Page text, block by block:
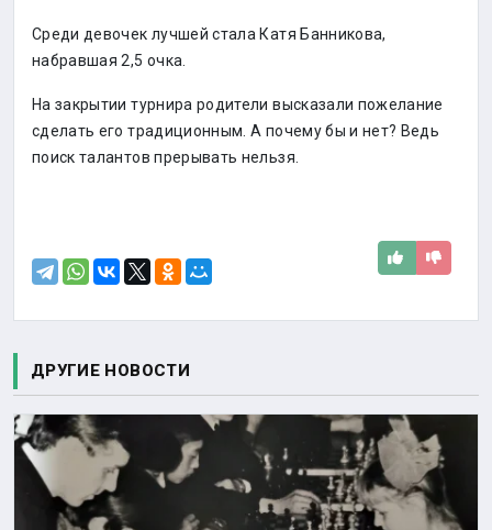
Среди девочек лучшей стала Катя Банникова,
набравшая 2,5 очка.
На закрытии турнира родители высказали пожелание
сделать его традиционным. А почему бы и нет? Ведь
поиск талантов прерывать нельзя.
ДРУГИЕ НОВОСТИ